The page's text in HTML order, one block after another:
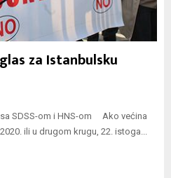
za Istanbulsku
SDSS-om i HNS-om Ako većina
ili u drugom krugu, 22. istoga...